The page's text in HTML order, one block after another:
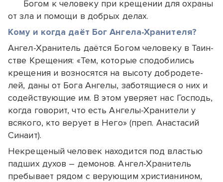
Бо­гом к че­ло­ве­ку при кре­ще­нии для ох­ра­ны
от зла и по­мо­щи в доб­рых де­лах.
Ко­му и ког­да да­ёт Бог Ан­ге­ла-Хра­ни­те­ля?
Ан­гел-Хра­ни­тель да­ёт­ся Бо­гом че­ло­ве­ку в Та­ин­
ст­ве Кре­ще­ния: «Тем, ко­то­рые спо­до­би­лись
кре­ще­ния и воз­но­сят­ся на вы­со­ту доб­ро­де­те­
лей, даны от Бога Ангелы, заботящиеся о них и
содействующие им. В этом уверяет нас Господь,
когда говорит, что есть Ангелы-Хранители у
всякого, кто верует в Него» (преп. Анастасий
Синаит).
Некрещеный человек находится под властью
падших духов – демонов. Ангел-Хранитель
пребывает рядом с верующим христианином,